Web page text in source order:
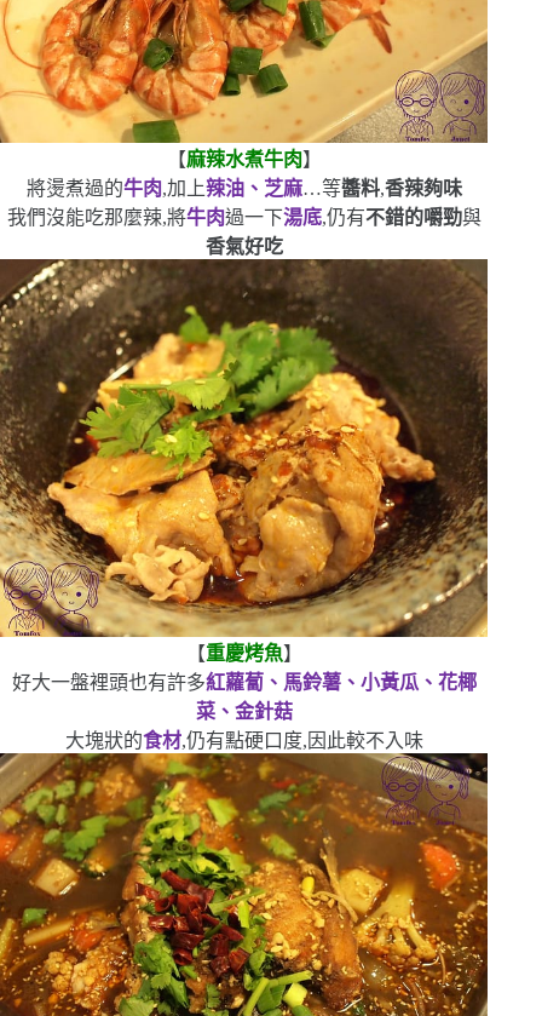
【麻辣水煮牛肉】
將燙煮過的牛肉,加上辣油、芝麻…等醬料,香辣夠味
我們沒能吃那麼辣,將牛肉過一下湯底,仍有不錯的嚼勁與
香氣好吃
【重慶烤魚】
好大一盤裡頭也有許多紅蘿蔔、馬鈴薯、小黃瓜、花椰
菜、金針菇
大塊狀的食材,仍有點硬口度,因此較不入味